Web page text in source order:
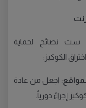
ست نصائح لحماية
الكوكيز:
: اجعل من عادة
إجراءً دورياً.